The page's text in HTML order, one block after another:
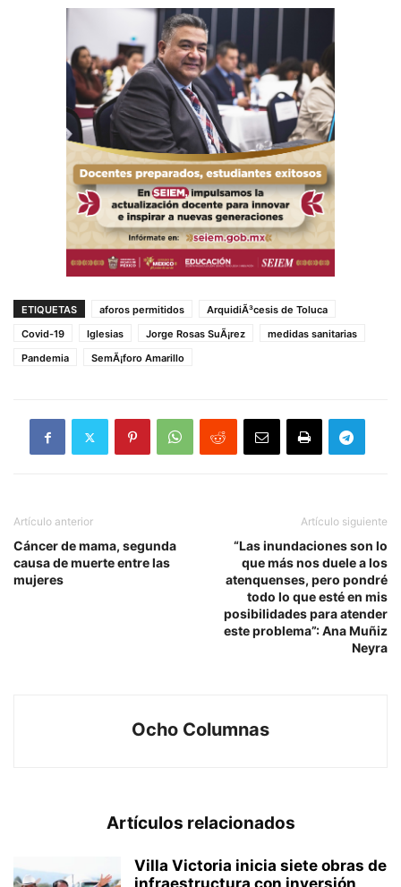
ETIQUETAS aforos permitidos
ArquidiÃ³cesis de Toluca
Covid-19
Iglesias Jorge Rosas SuÃ¡rez
medidas sanitarias
Pandemia
SemÃ¡foro Amarillo
Artículo anterior
Cáncer de mama, segunda
causa de muerte entre las
mujeres
Artículo siguiente
“Las inundaciones son lo
que más nos duele a los
atenquenses, pero pondré
todo lo que esté en mis
posibilidades para atender
este problema”: Ana Muñiz
Neyra
Ocho Columnas
Artículos relacionados
Villa Victoria inicia siete obras de